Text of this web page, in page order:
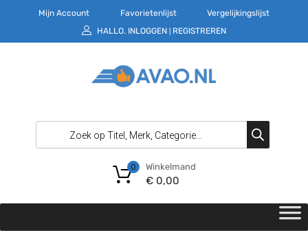
Mijn Account Favorietenlijst
Vergelijkingslijst
HALLO. INLOGGEN REGISTREREN
Winkelmand
€0,00
0